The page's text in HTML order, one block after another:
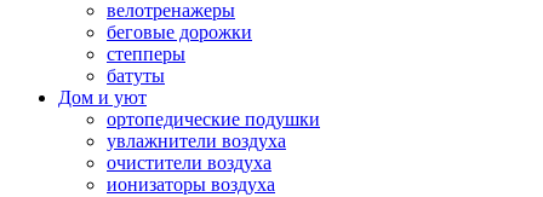
велотренажеры
беговые дорожки
степперы
батуты
Дом и уют
ортопедические подушки
увлажнители воздуха
очистители воздуха
ионизаторы воздуха